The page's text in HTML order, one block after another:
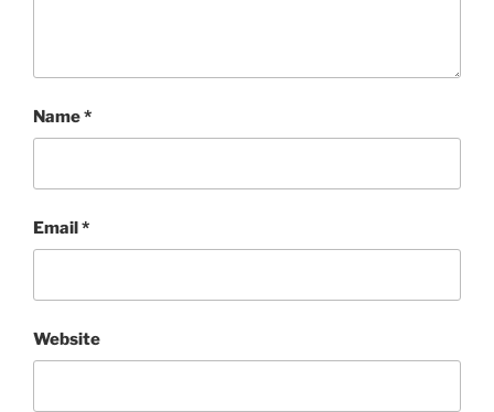
Name*
Email*
Website